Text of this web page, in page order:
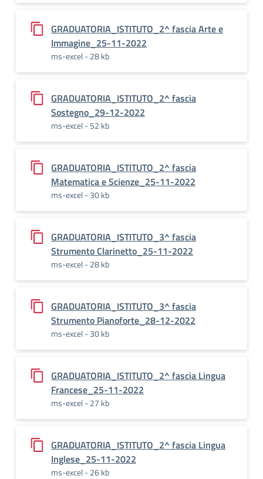
GRADUATORIA_ISTITUTO_2^ fascia Arte e
Immagine_25-11-2022
ms-excel - 28 kb
GRADUATORIA_ISTITUTO_2^ fascia
Sostegno_29-12-2022
ms-excel - 52 kb
GRADUATORIA_ISTITUTO_2^ fascia
Matematica e Scienze_25-11-2022
ms-excel - 30 kb
GRADUATORIA_ISTITUTO_3^ fascia
Strumento Clarinetto_25-11-2022
ms-excel - 28 kb
GRADUATORIA_ISTITUTO_3^ fascia
Strumento Pianoforte_28-12-2022
ms-excel - 30 kb
GRADUATORIA_ISTITUTO_2^ fascia Lingua
Francese_25-11-2022
ms-excel - 27 kb
GRADUATORIA_ISTITUTO_2^ fascia Lingua
Inglese_25-11-2022
ms-excel - 26 kb